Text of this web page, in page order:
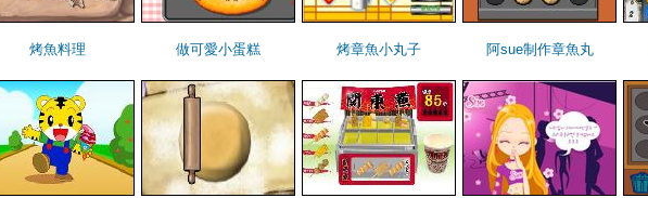
烤魚料理 做可愛小蛋糕 烤章魚小丸子 阿sue制作章魚丸